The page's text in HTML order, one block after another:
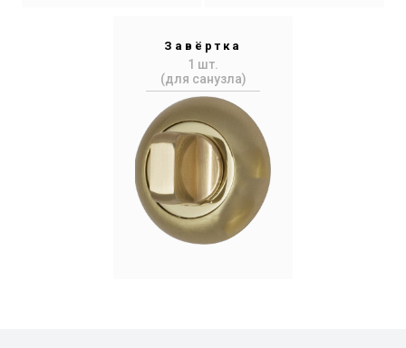
Завёртка
1 шт.
(для санузла)